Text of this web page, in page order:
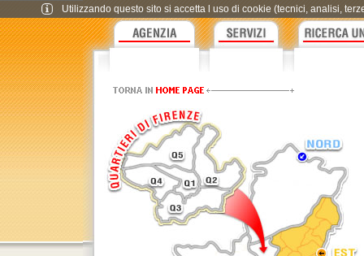
Utilizzando questo sito si accetta l uso di cookie (tecnici, analisi,